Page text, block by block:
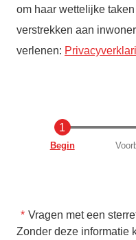
om haar wettelijke
verstrekken aan
verlenen:
Huidige
Begin
Vragen met een
Zonder deze informatie